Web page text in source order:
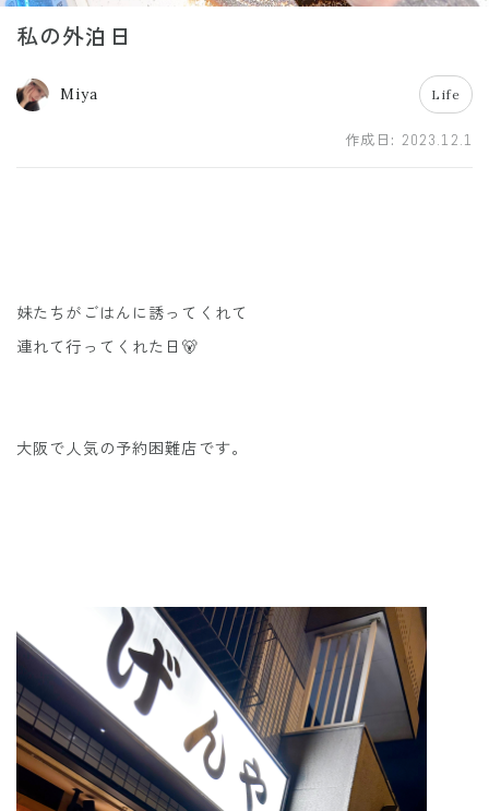
私の外泊日
Miya Life
作成日: 2023.12.1
妹たちがごはんに誘ってくれて
連れて行ってくれた日🐻
大阪で人気の予約困難店です。